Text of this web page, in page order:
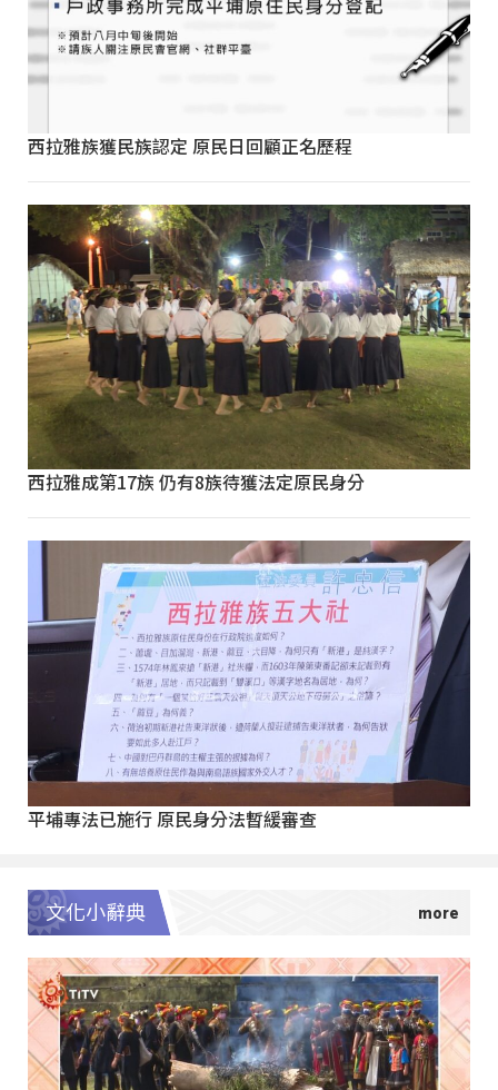
西拉雅族獲民族認定 原民日回顧正名歷程
西拉雅成第17族 仍有8族待獲法定原民身分
平埔專法已施行 原民身分法暫緩審查
文化小辭典